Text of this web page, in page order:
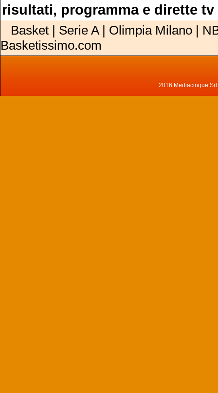
risultati, programma e dirette tv
Basket | Serie A | Olimpia Milano |
Basketissimo.com
2016 Mediacinque Srl